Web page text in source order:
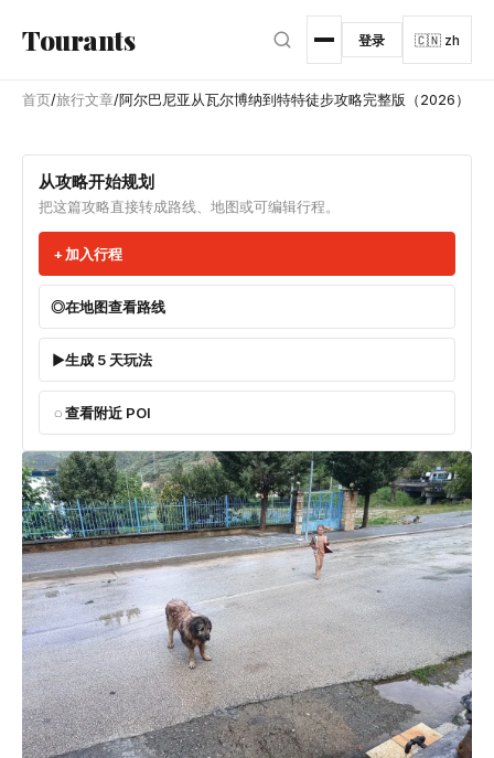
Tourants 登录 🇨🇳 zh
首页/旅行文章/阿尔巴尼亚从瓦尔博纳到特特徒步攻略完整版（2026）
从攻略开始规划
把这篇攻略直接转成路线、地图或可编辑行程。
加入行程
在地图查看路线
生成 5 天玩法
查看附近 POI